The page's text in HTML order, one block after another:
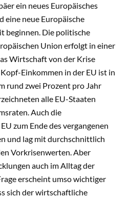
ein neues Europäisches
eine neue Europäische
beginnen. Die politische
Union erfolgt in einer
Wirtschaft von der Krise
Einkommen in der EU ist in
rund zwei Prozent pro Jahr
alle EU-Staaten
Auch die
zum Ende des vergangenen
und lag mit durchschnittlich
Vorkrisenwerten. Aber
auch im Alltag der
erscheint umso wichtiger
sich der wirtschaftliche